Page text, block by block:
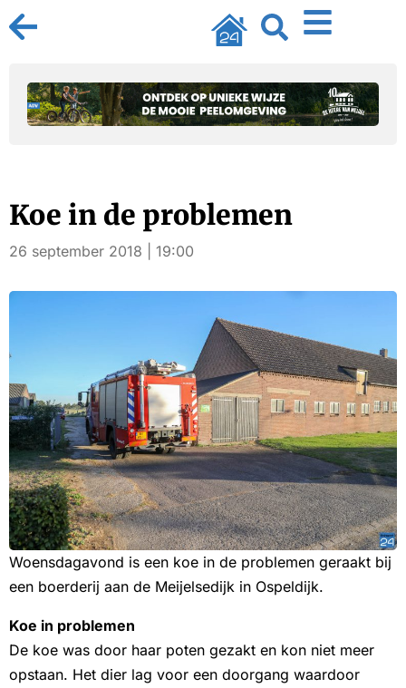
Koe in de problemen
26 september 2018 | 19:00
Woensdagavond is een koe in de problemen geraakt bij
een boerderij aan de Meijelsedijk in Ospeldijk.
Koe in problemen
De koe was door haar poten gezakt en kon niet meer
opstaan. Het dier lag voor een doorgang waardoor